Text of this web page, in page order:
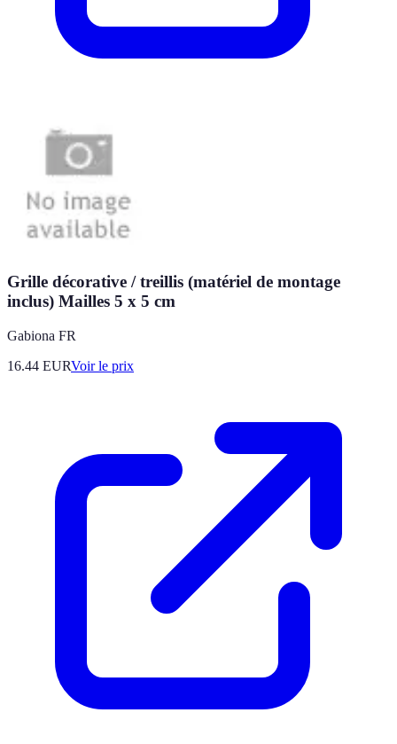
Grille décorative / treillis (matériel de montage
inclus) Mailles 5 x 5 cm
Gabiona FR
16.44 EURVoir le prix